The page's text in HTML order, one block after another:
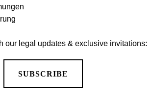
our legal updates & exclusive invitations:
SUBSCRIBE